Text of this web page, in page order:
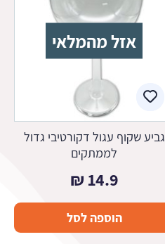
אזל מהמלאי
גביע שקוף עגול דקורטיבי גדול
לממתקים
14.9
₪
הוספה לסל